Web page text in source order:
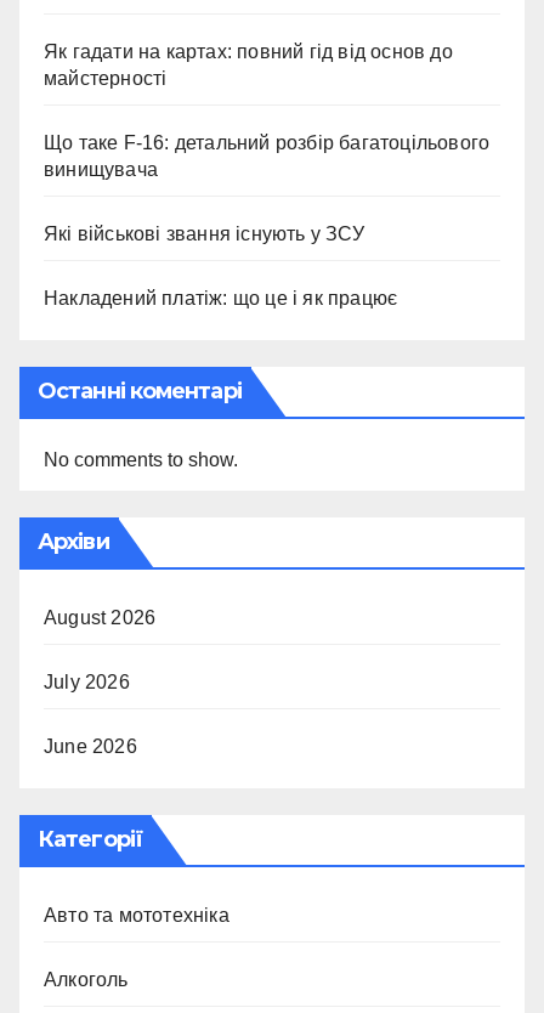
Як гадати на картах: повний гід від основ до
майстерності
Що таке F-16: детальний розбір багатоцільового
винищувача
Які військові звання існують у ЗСУ
Накладений платіж: що це і як працює
Останні коментарі
No comments to show.
Архіви
August 2026
July 2026
June 2026
Категорії
Авто та мототехніка
Алкоголь